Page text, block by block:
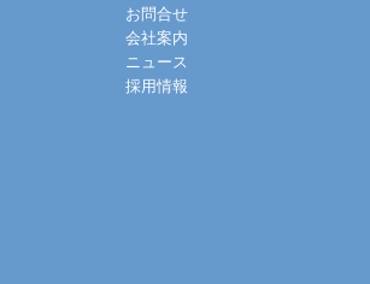
お問合せ
会社案内
ニュース
採用情報